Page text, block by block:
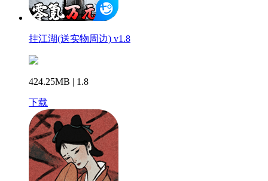
挂江湖(送实物周边) v1.8
424.25MB | 1.8
下载